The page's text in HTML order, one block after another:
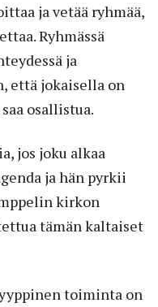
ja vetää ryhmää,
Ryhmässä
ja
että jokaisella on
osallistua.
jos joku alkaa
ja hän pyrkii
kirkon
tämän kaltaiset
toiminta on